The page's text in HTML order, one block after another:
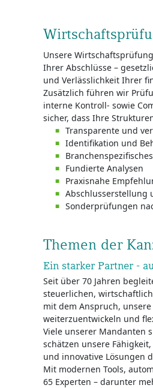
Unsere
Ihrer Abschlüsse –
und Verlässlichkeit Ihrer
Zusätzlich führen wir
interne Kontroll- sowie
sicher, dass Ihre
Transparente und
Identifikation und
Fundierte Analysen
Praxisnahe
Abschlusserstellung
Sonderprüfungen
Themen der
Ein starker Partner -
Seit über 70 Jahren
steuerlichen,
mit dem Anspruch,
weiterzuentwickeln und
Viele unserer Mandanten
schätzen unsere
und innovative Lösungen
Mit modernen Tools,
65 Experten – darunter